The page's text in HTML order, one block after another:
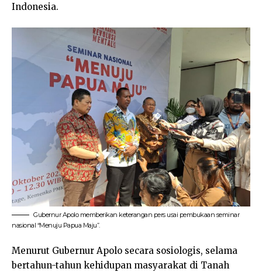
Indonesia.
Gubernur Apolo memberikan keterangan pers usai pembukaan seminar
nasional “Menuju Papua Maju”.
Menurut Gubernur Apolo secara sosiologis, selama
bertahun-tahun kehidupan masyarakat di Tanah